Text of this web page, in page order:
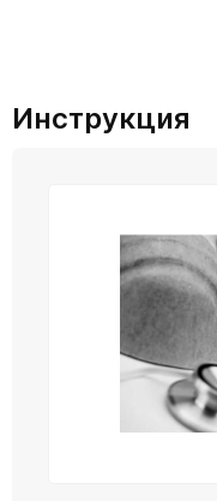
Инструкция